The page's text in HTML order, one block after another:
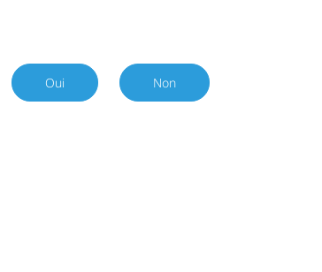
Oui Non